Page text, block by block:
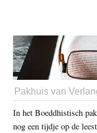
Pakhuis van
In het Boeddhistisch
nog een tijdje op de